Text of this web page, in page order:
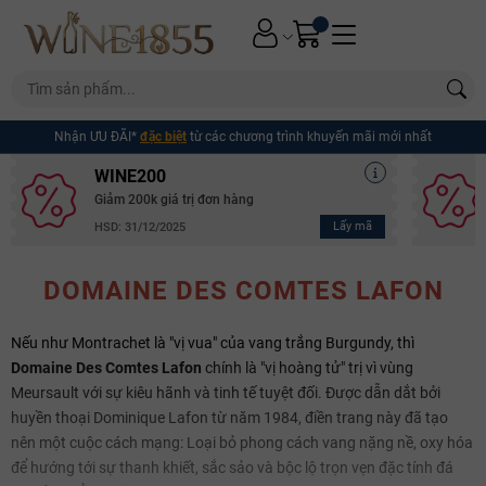
Nhận ƯU ĐÃI* đặc biệt từ các chương trình khuyến mãi mới nhất
WINE200
Giảm 200k giá trị đơn hàng
HSD: 31/12/2025 Lấy mã
DOMAINE DES COMTES LAFON
Nếu như Montrachet là "vị vua" của vang trắng Burgundy, thì
Domaine Des Comtes Lafon chính là "vị hoàng tử" trị vì vùng
Meursault với sự kiêu hãnh và tinh tế tuyệt đối. Được dẫn dắt bởi
huyền thoại Dominique Lafon từ năm 1984, điền trang này đã tạo
nên một cuộc cách mạng: Loại bỏ phong cách vang nặng nề, oxy hóa
để hướng tới sự thanh khiết, sắc sảo và bộc lộ trọn vẹn đặc tính đá